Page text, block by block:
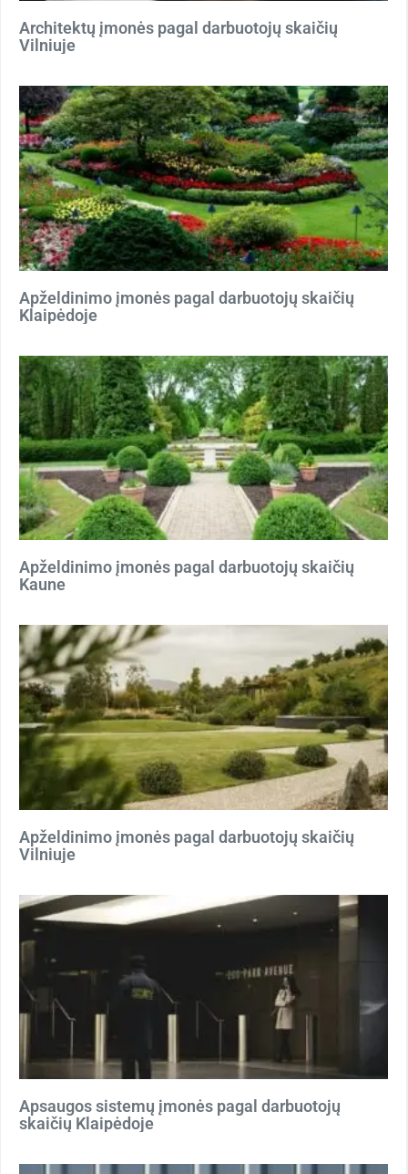
Architektų įmonės pagal darbuotojų skaičių
Vilniuje
Apželdinimo įmonės pagal darbuotojų skaičių
Klaipėdoje
Apželdinimo įmonės pagal darbuotojų skaičių
Kaune
Apželdinimo įmonės pagal darbuotojų skaičių
Vilniuje
Apsaugos sistemų įmonės pagal darbuotojų
skaičių Klaipėdoje